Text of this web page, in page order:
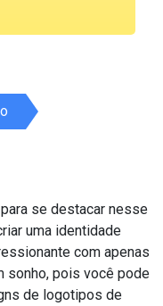
se destacar nesse
uma identidade
com apenas
sonho, pois você pode
de logotipos de